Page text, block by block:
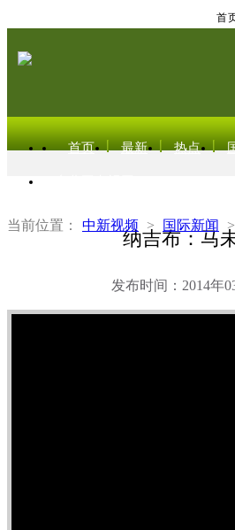
首
首页 最新 热点
当前位置： 中新视频 > 国际新闻 >
纳吉布：马
发布时间：2014年